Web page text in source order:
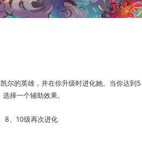
尔的英雄，并在你升级时进化她。当你达到5
择一个辅助效果。
8、10级再次进化